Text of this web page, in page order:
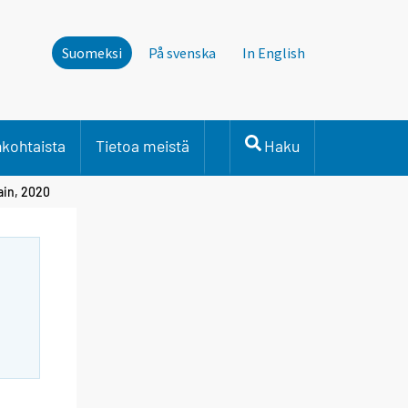
Suomeksi På svenska In English
Tietoa meistä Haku
2020